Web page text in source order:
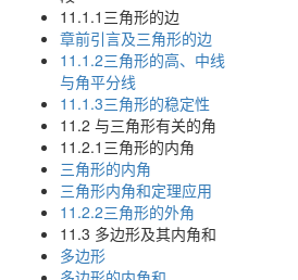
11.1.1三角形的边
章前引言及三角形的边
11.1.2三角形的高、中线
与角平分线
11.1.3三角形的稳定性
11.2 与三角形有关的角
11.2.1三角形的内角
三角形的内角
三角形内角和定理应用
11.2.2三角形的外角
11.3 多边形及其内角和
多边形